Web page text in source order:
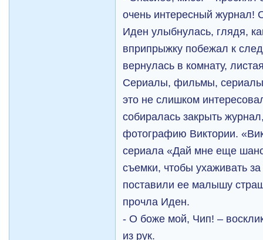
очень интересный журнал!
Иден улыбнулась, глядя,
вприпрыжку побежал к
вернулась в комнату,
Сериалы, фильмы,
это не слишком
собиралась закрыть
фотографию Виктории.
сериала «Дай мне еще
съемки, чтобы ухаживать
поставили ее малышу
прочла Иден.
- О боже мой, Чип! –
из рук.